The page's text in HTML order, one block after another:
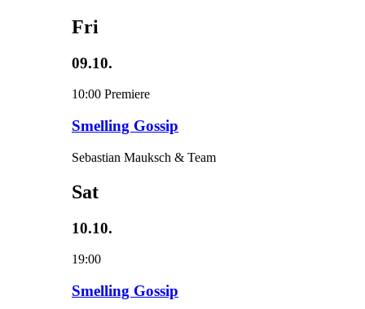
Fri
09.10.
10:00 Premiere
Smelling Gossip
Sebastian Mauksch & Team
Sat
10.10.
19:00
Smelling Gossip